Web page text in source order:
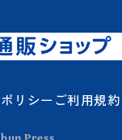
リシー ご利用規約